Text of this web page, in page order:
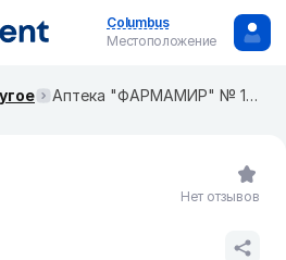
Columbus
Местоположение
Аптека "ФАРМАМИР" № 107
Нет отзывов